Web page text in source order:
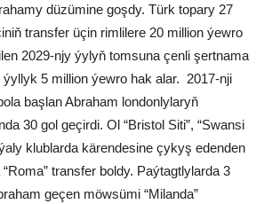
düzümine goşdy. Türk topary 27
transfer üçin rimlilere 20 million ýewro
2029-njy ýylyň tomsuna çenli şertnama
ýyllyk 5 million ýewro hak alar. 2017-nji
başlan Abraham londonlylaryň
30 gol geçirdi. Ol “Bristol Siti”, “Swansi
ýaly klublarda kärendesine çykyş edenden
transfer boldy. Paýtagtlylarda 3
geçen möwsümi “Milanda”